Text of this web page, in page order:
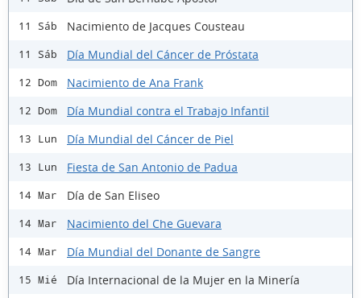
11 Sáb Nacimiento de Jacques Cousteau
11 Sáb Día Mundial del Cáncer de Próstata
12 Dom Nacimiento de Ana Frank
12 Dom Día Mundial contra el Trabajo Infantil
13 Lun Día Mundial del Cáncer de Piel
13 Lun Fiesta de San Antonio de Padua
14 Mar Día de San Eliseo
14 Mar Nacimiento del Che Guevara
14 Mar Día Mundial del Donante de Sangre
15 Mié Día Internacional de la Mujer en la Minería